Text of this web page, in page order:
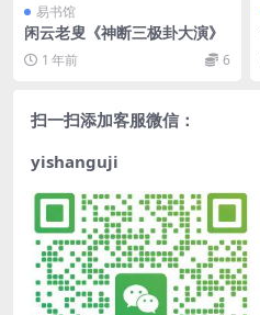
易书馆
闲云老叟《神断三极卦大演》
1 年前 6
扫一扫添加客服微信：
yishanguji